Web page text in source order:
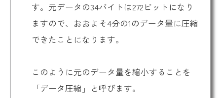
す。元データの34バイトは272ビットになり
ますので、おおよそ4分の1のデータ量に圧縮
できたことになります。
このように元のデータ量を縮小することを
「データ圧縮」と呼びます。